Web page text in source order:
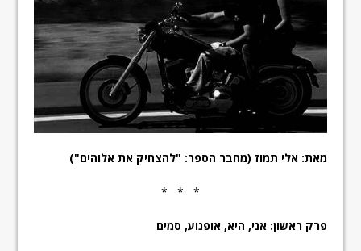
מאת: אלי תמוז (מחבר הספר: "להצחיק את אלוהים")
* * *
פרק ראשון: אני, היא, אופנוע, סמים